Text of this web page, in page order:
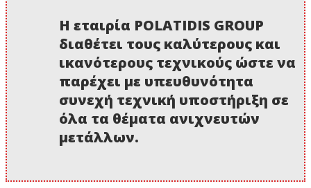
Η εταιρία POLATIDIS GROUP
διαθέτει τους καλύτερους και
ικανότερους τεχνικούς ώστε να
παρέχει με υπευθυνότητα
συνεχή τεχνική υποστήριξη σε
όλα τα θέματα ανιχνευτών
μετάλλων.